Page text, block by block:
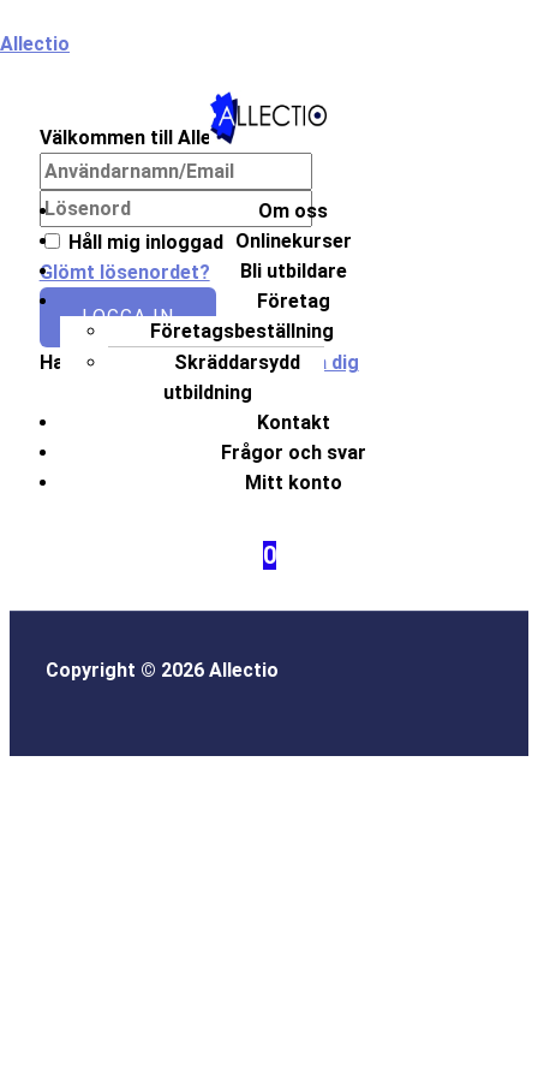
till
Allectio
Meny
Om oss
Onlinekurser
Bli utbildare
Företag
Företagsbeställning
Skräddarsydd
utbildning
Kontakt
Frågor och svar
Mitt konto
0
Välkommen till Allectio!
Håll mig inloggad
Glömt lösenordet?
LOGGA IN
Har du inget konto?Registrera dig
Copyright © 2026 Allectio